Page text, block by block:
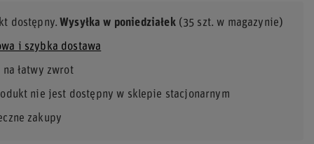
dostępny Wysyłkaw poniedziałek (35 szt. w magazynie)
i szybka dostawa
łatwy zwrot
nie jest dostępny w sklepie stacjonarnym
zakupy